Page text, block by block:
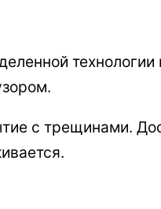
с трещинами.